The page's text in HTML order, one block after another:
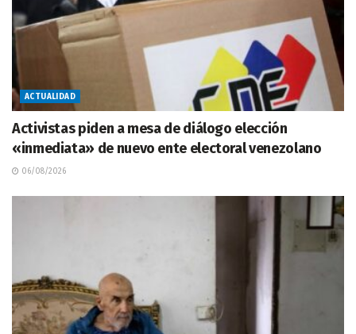
ACTUALIDAD
Activistas piden a mesa de diálogo elección
«inmediata» de nuevo ente electoral venezolano
06/08/2026